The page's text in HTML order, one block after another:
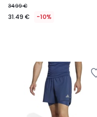
34.99 €
31.49 € -10%